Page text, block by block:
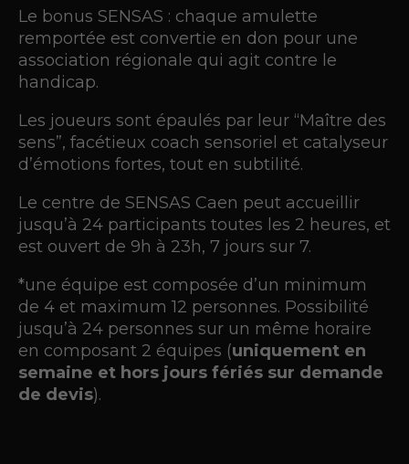
Le bonus SENSAS : chaque amulette
remportée est convertie en don pour une
association régionale qui agit contre le
handicap.
Les joueurs sont épaulés par leur “Maître des
sens”, facétieux coach sensoriel et catalyseur
d’émotions fortes, tout en subtilité.
Le centre de SENSAS Caen peut accueillir
jusqu’à 24 participants toutes les 2 heures, et
est ouvert de 9h à 23h, 7 jours sur 7.
*une équipe est composée d’un minimum
de 4 et maximum 12 personnes. Possibilité
jusqu’à 24 personnes sur un même horaire
en composant 2 équipes (uniquement en
semaine et hors jours fériés sur demande
de devis).